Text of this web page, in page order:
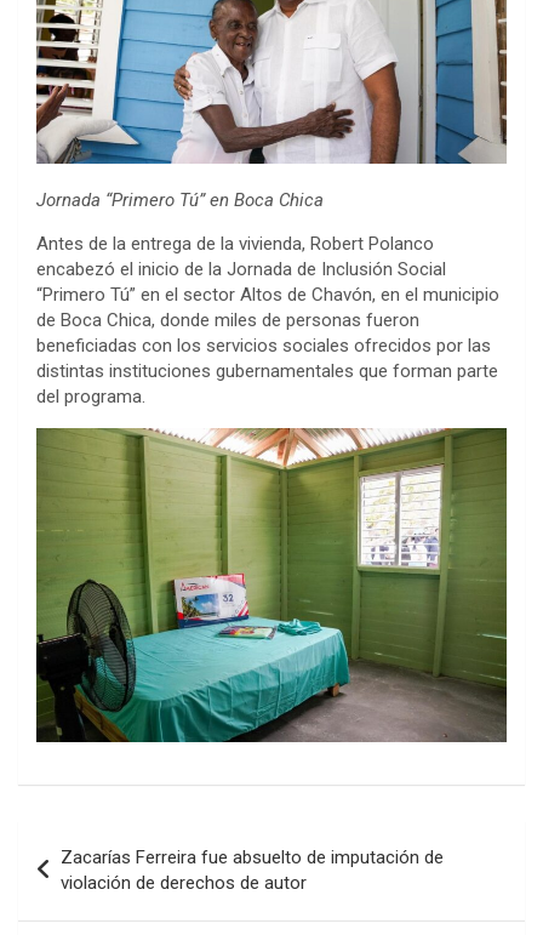
Jornada “Primero Tú” en Boca Chica
Antes de la entrega de la vivienda, Robert Polanco
encabezó el inicio de la Jornada de Inclusión Social
“Primero Tú” en el sector Altos de Chavón, en el municipio
de Boca Chica, donde miles de personas fueron
beneficiadas con los servicios sociales ofrecidos por las
distintas instituciones gubernamentales que forman parte
del programa.
de
entradas
Zacarías Ferreira fue absuelto de imputación de
violación de derechos de autor